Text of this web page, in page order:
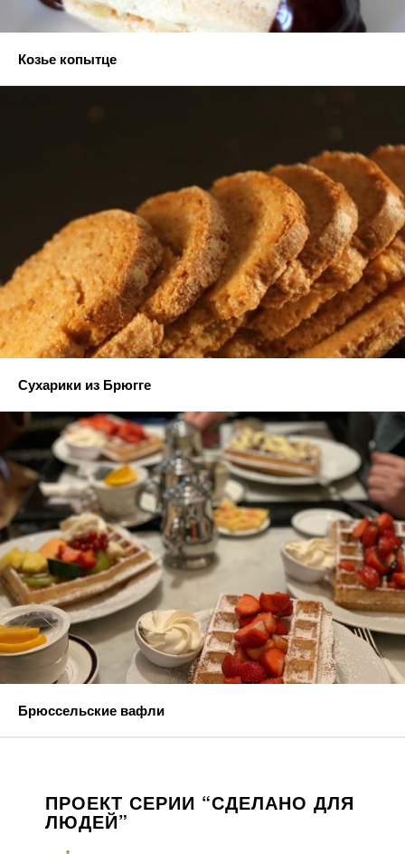
Козье копытце
Сухарики из Брюгге
Брюссельские вафли
ПРОЕКТ СЕРИИ “СДЕЛАНО ДЛЯ
ЛЮДЕЙ”